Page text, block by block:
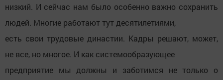
низкий. И сейчас нам было особенно важно сохранить
людей. Многие работают тут десятилетиями,
есть свои трудовые династии. Кадры решают, может,
не все, но многое. И как системообразующее
предприятие мы должны и заботимся не только о